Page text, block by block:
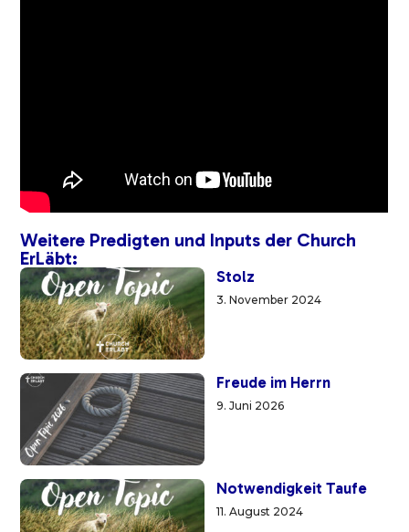
Weitere Predigten und Inputs der Church
ErLäbt:
Stolz
3. November 2024
Freude im Herrn
9. Juni 2026
Notwendigkeit Taufe
11. August 2024